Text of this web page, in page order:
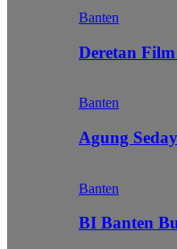
Banten
Deretan
Banten
Agung
Banten
BI Banten